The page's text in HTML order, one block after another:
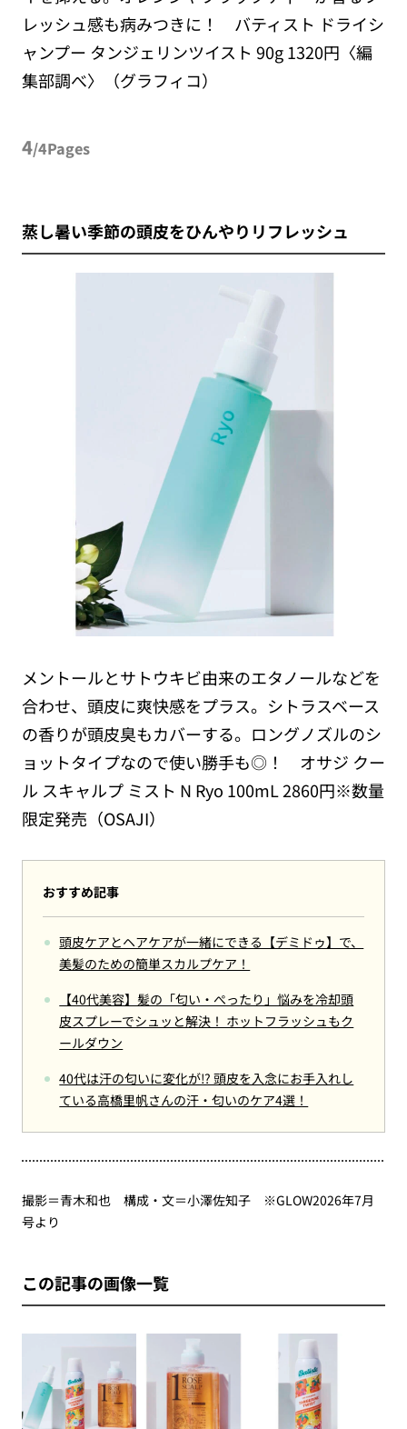
レッシュ感も病みつきに！ バティスト ドライシ
ャンプー タンジェリンツイスト 90g 1320円〈編
集部調べ〉（グラフィコ）
4/4Pages
蒸し暑い季節の頭皮をひんやりリフレッシュ
メントールとサトウキビ由来のエタノールなどを
合わせ、頭皮に爽快感をプラス。シトラスベース
の香りが頭皮臭もカバーする。ロングノズルのシ
ョットタイプなので使い勝手も◎！ オサジ クー
ル スキャルプ ミスト N Ryo 100mL 2860円※数量
限定発売（OSAJI）
おすすめ記事
頭皮ケアとヘアケアが一緒にできる【デミドゥ】で、
美髪のための簡単スカルプケア！
【40代美容】髪の「匂い・ぺったり」悩みを冷却頭
皮スプレーでシュッと解決！ ホットフラッシュもク
ールダウン
40代は汗の匂いに変化が⁉ 頭皮を入念にお手入れし
ている高橋里帆さんの汗・匂いのケア4選！
撮影＝青木和也 構成・文＝小澤佐知子 ※GLOW2026年7月
号より
この記事の画像一覧